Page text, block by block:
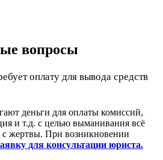
вопросы
оплату для вывода средств
деньги для оплаты комиссий,
и т.д. с целью выманивания всё
жертвы. При возникновении
для консультации юриста.